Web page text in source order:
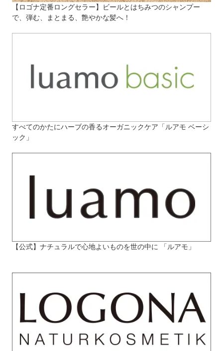
【ロゴナ定番ロングセラー】ビールとはちみつのシャンプー
で、弾む、まとまる、艶やかな髪へ！
すべてのかたにハーブの香るオーガニックケア「ルアモ ベーシ
ック」
【公式】ナチュラルで心地よいものを世の中に 「ルアモ」